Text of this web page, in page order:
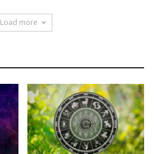
Load more